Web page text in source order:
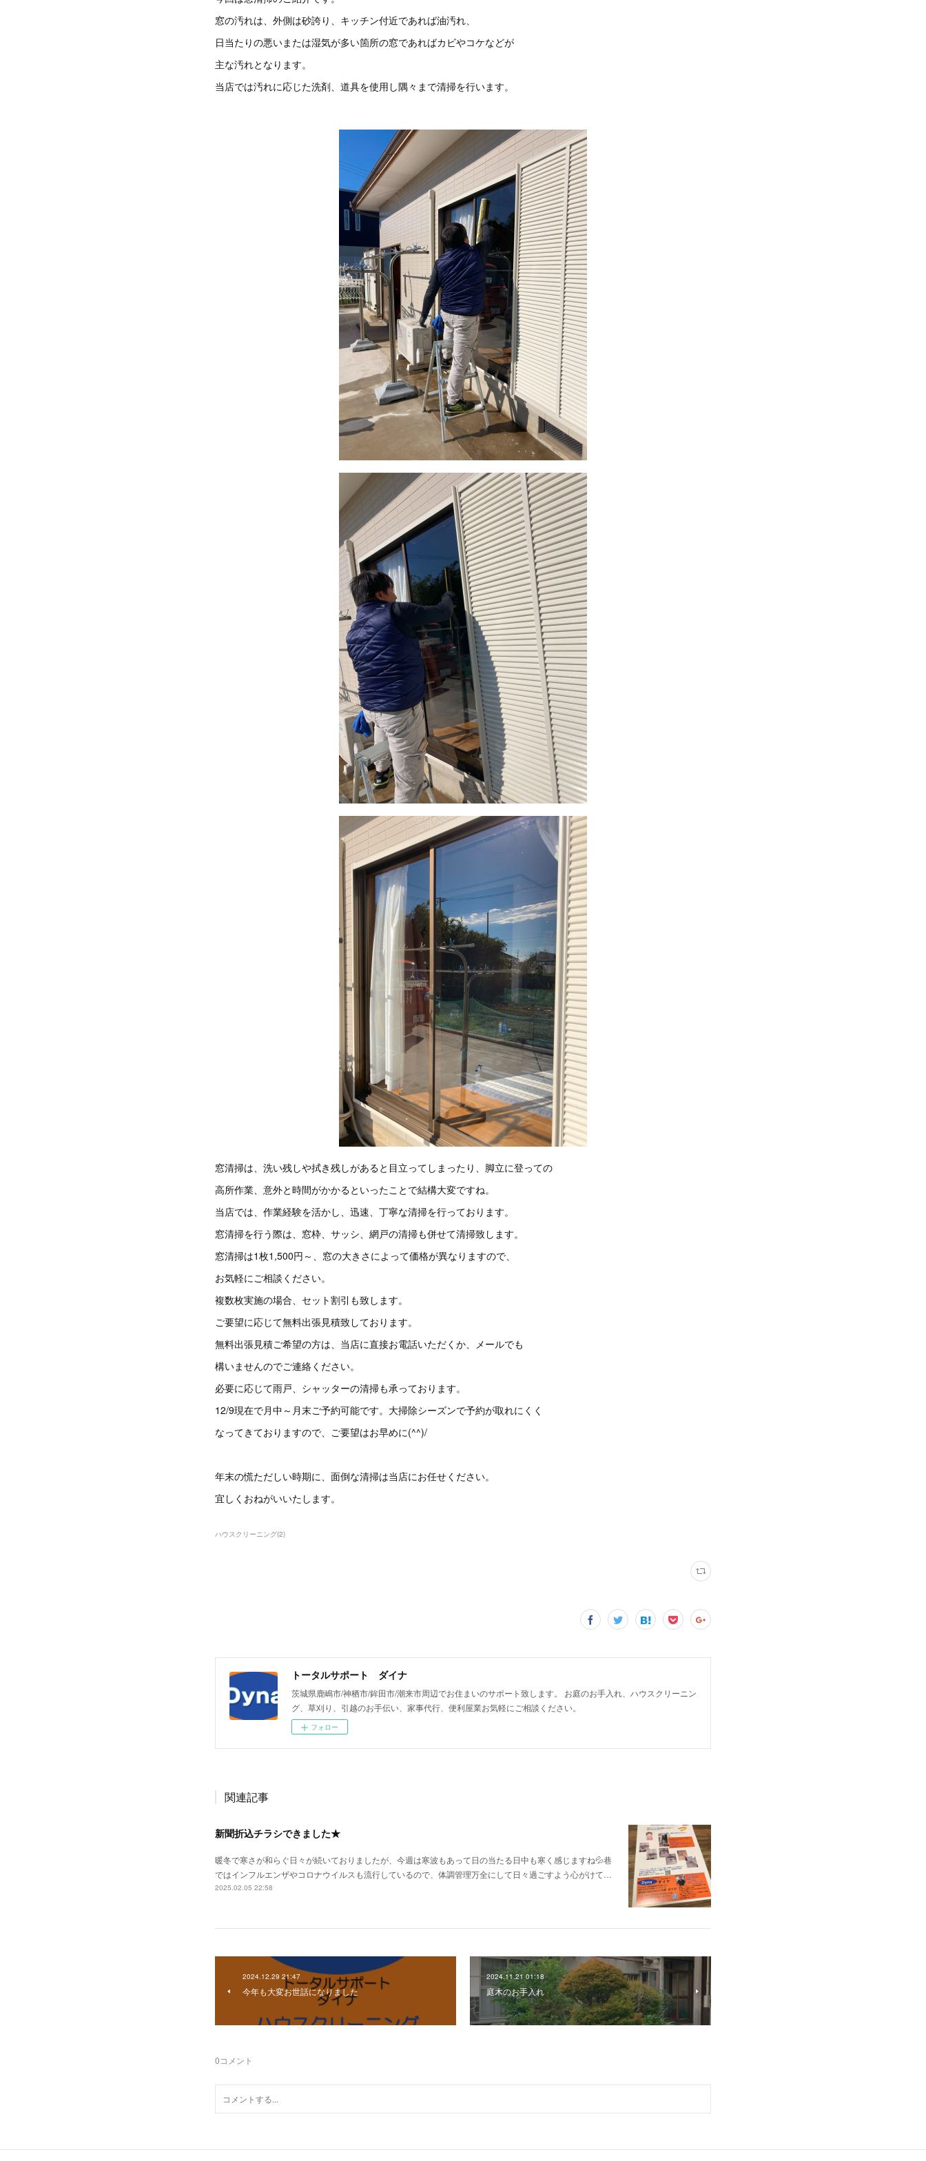
窓の汚れは、外側は砂誇り、キッチン付近であれば油汚れ、
日当たりの悪いまたは湿気が多い箇所の窓であればカビやコケなどが
主な汚れとなります。
当店では汚れに応じた洗剤、道具を使用し隅々まで清掃を行います。
窓清掃は、洗い残しや拭き残しがあると目立ってしまったり、脚立に登っての
高所作業、意外と時間がかかるといったことで結構大変ですね。
当店では、作業経験を活かし、迅速、丁寧な清掃を行っております。
窓清掃を行う際は、窓枠、サッシ、網戸の清掃も併せて清掃致します。
窓清掃は1枚1,500円～、窓の大きさによって価格が異なりますので、
お気軽にご相談ください。
複数枚実施の場合、セット割引も致します。
ご要望に応じて無料出張見積致しております。
無料出張見積ご希望の方は、当店に直接お電話いただくか、メールでも
構いませんのでご連絡ください。
必要に応じて雨戸、シャッターの清掃も承っております。
12/9現在で月中～月末ご予約可能です。大掃除シーズンで予約が取れにくく
なってきておりますので、ご要望はお早めに(^^)/
年末の慌ただしい時期に、面倒な清掃は当店にお任せください。
宜しくおねがいいたします。
ハウスクリーニング(2)
トータルサポート ダイナ
茨城県鹿嶋市/神栖市/鉾田市/潮来市周辺でお住まいのサポート致します。 お庭のお手入れ、ハウスクリーニン
グ、草刈り、引越のお手伝い、家事代行、便利屋業お気軽にご相談ください。
フォロー
関連記事
新聞折込チラシできました★
暖冬で寒さが和らぐ日々が続いておりましたが、今週は寒波もあって日の当たる日中も寒く感じますね💦巷
ではインフルエンザやコロナウイルスも流行しているので、体調管理万全にして日々過ごすよう心がけて…
2025.02.05 22:58
2024.12.29 21:47
今年も大変お世話になりました
2024.11.21 01:18
庭木のお手入れ
0コメント